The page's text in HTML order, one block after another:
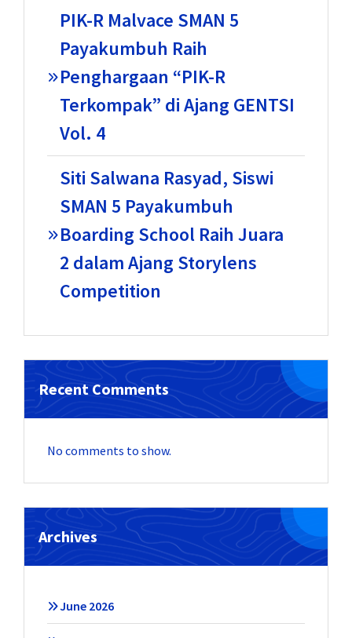
PIK-R Malvace SMAN 5
Payakumbuh Raih
Penghargaan “PIK-R
Terkompak” di Ajang GENTSI
Vol. 4
Siti Salwana Rasyad, Siswi
SMAN 5 Payakumbuh
Boarding School Raih Juara
2 dalam Ajang Storylens
Competition
Recent Comments
No comments to show.
Archives
June 2026